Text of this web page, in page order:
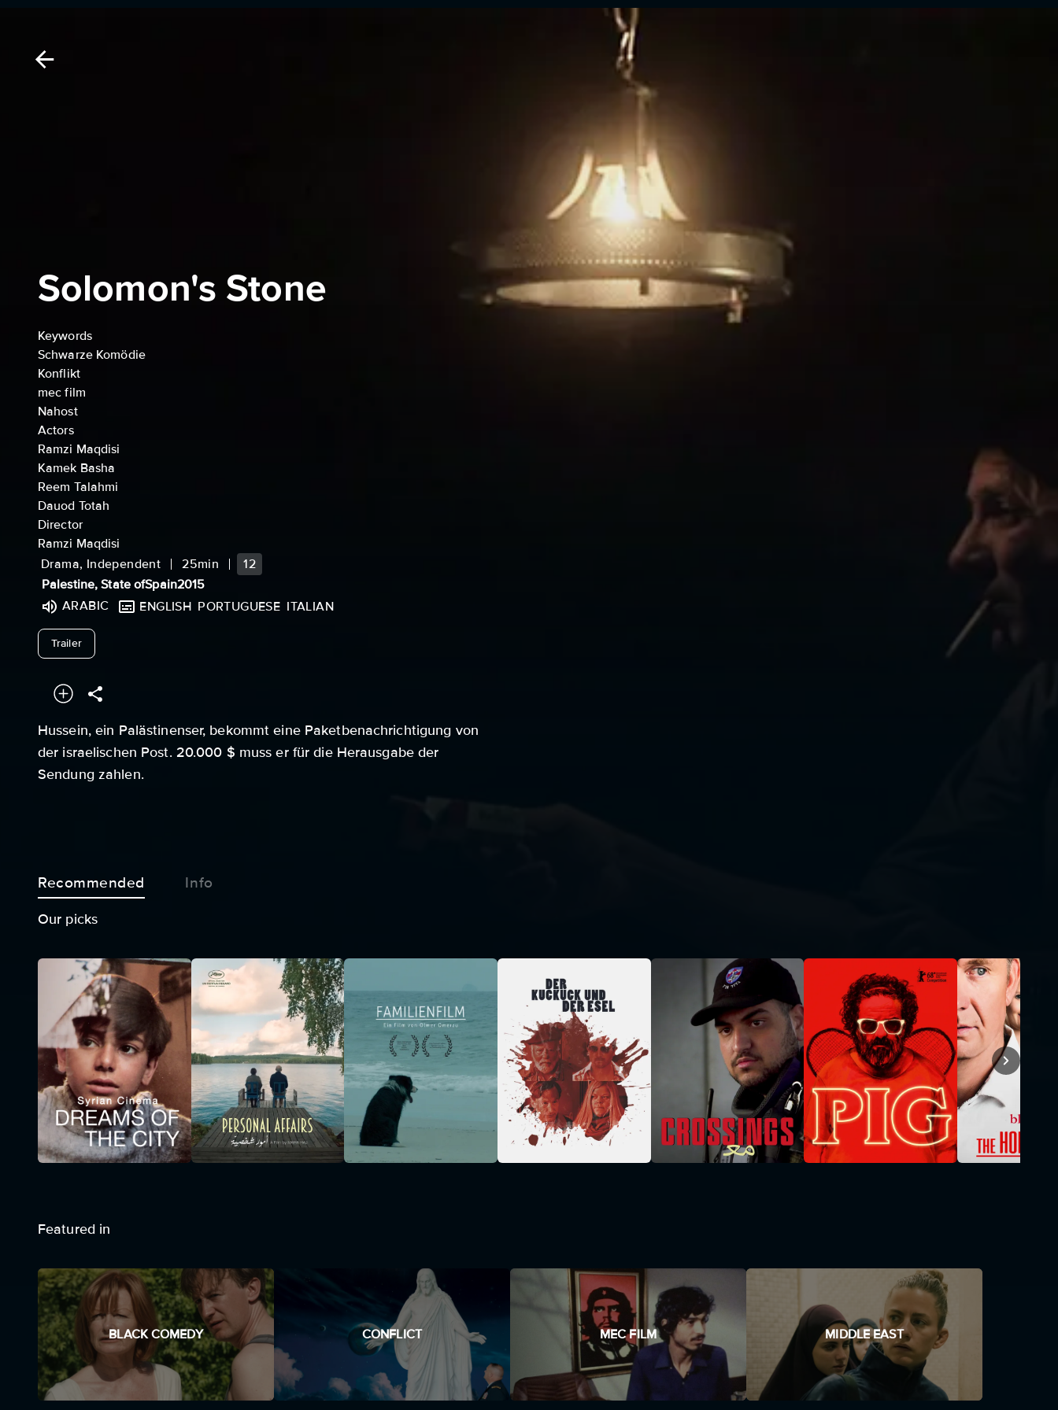
Solomon's Stone
Keywords
Schwarze Komödie
Konflikt
mec film
Nahost
Actors
Ramzi Maqdisi
Kamek Basha
Reem Talahmi
Dauod Totah
Director
Ramzi Maqdisi
Drama, Independent
25min
12
Palestine, State ofSpain2015
ARABIC
ENGLISH PORTUGUESE ITALIAN
Trailerundefined
Hussein, ein Palästinenser, bekommt eine Paketbenachrichtigung von
der israelischen Post. 20.000 $ muss er für die Herausgabe der
Sendung zahlen.
Recommended Info
Our picks
Featured in
BLACK COMEDY CONFLICT MEC FILM MIDDLE EAST